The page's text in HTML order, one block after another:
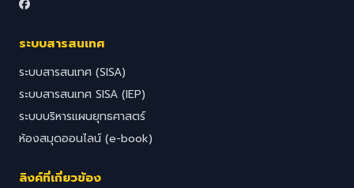
ระบบสารสนเทศ
ระบบสารสนเทศ (SISA)
ระบบสารสนเทศ SISA (IEP)
ระบบบริหารแผนยุทธศาสตร์
ห้องสมุดออนไลน์ (e-book)
ลิงค์ที่เกี่ยวข้อง